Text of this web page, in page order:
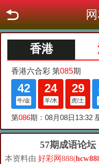
57期成语论
本资料由 好彩网888(